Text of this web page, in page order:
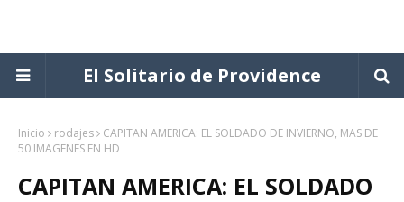
El Solitario de Providence
Inicio rodajes
CAPITAN AMERICA: EL SOLDADO DE INVIERNO, MAS DE
50 IMAGENES EN HD
CAPITAN AMERICA: EL SOLDADO